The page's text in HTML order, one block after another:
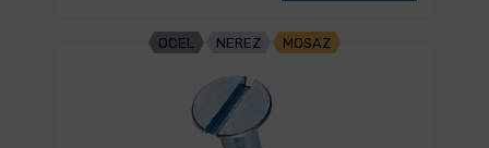
OCEL NEREZ MOSAZ